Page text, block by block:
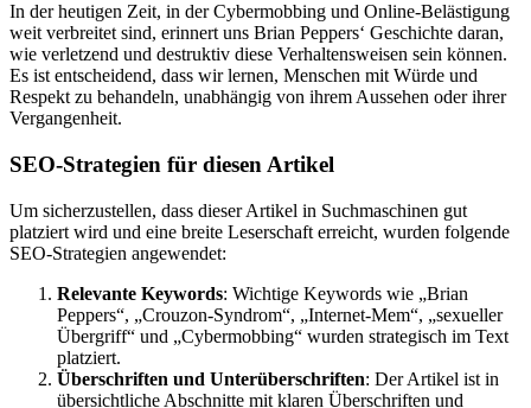
In der heutigen Zeit, in der Cybermobbing und Online-Belästigung
weit verbreitet sind, erinnert uns Brian Peppers‘ Geschichte daran,
wie verletzend und destruktiv diese Verhaltensweisen sein können.
Es ist entscheidend, dass wir lernen, Menschen mit Würde und
Respekt zu behandeln, unabhängig von ihrem Aussehen oder ihrer
Vergangenheit.
SEO-Strategien für diesen Artikel
Um sicherzustellen, dass dieser Artikel in Suchmaschinen gut
platziert wird und eine breite Leserschaft erreicht, wurden folgende
SEO-Strategien angewendet:
Relevante Keywords: Wichtige Keywords wie „Brian
Peppers“, „Crouzon-Syndrom“, „Internet-Mem“, „sexueller
Übergriff“ und „Cybermobbing“ wurden strategisch im Text
platziert.
Überschriften und Unterüberschriften: Der Artikel ist in
übersichtliche Abschnitte mit klaren Überschriften und